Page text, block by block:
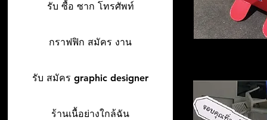
รับ ซื้อ ซาก โทรศัพท์
กราฟฟิก สมัคร งาน
รับ สมัคร graphic designer
ร้านเนื้อย่างใกล้ฉัน